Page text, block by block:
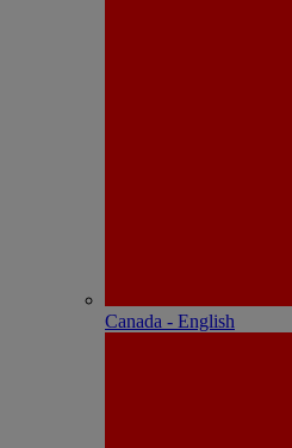
Canada - English